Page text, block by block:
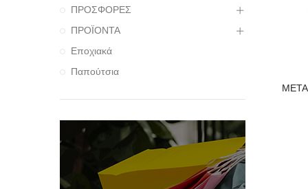
ΠΡΟΣΦΟΡΕΣ
ΠΡΟΪΟΝΤΑ
Εποχιακά
Παπούτσια